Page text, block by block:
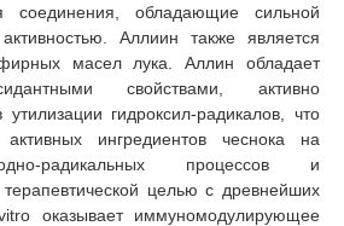
соединения, обладающие сильной
активностью. Аллиин также является
масел лука. Аллин обладает
свойствами, активно
гидроксил-радикалов, что
ингредиентов чеснока на
радикальных процессов и
целью с древнейших
оказывает иммуномодулирующее